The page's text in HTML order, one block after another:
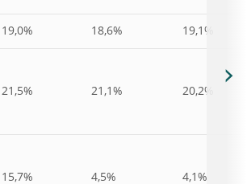
19,0% 18,6% 19,1%
21,5% 21,1% 20,2%
15,7% 4,5% 4,1%